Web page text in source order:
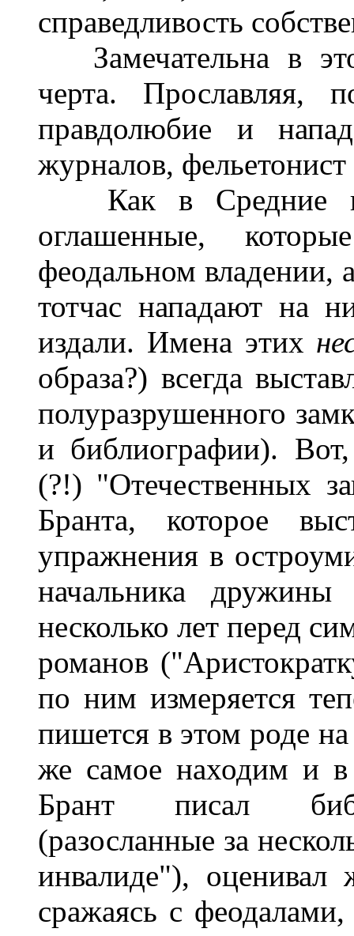
справедливость
Замечательна в
черта. Прославляя,
правдолюбие и
журналов, фельетонист
Как в Средние
оглашенные,
феодальном владении,
тотчас нападают на
издали. Имена этих
образа?) всегда
полуразрушенного
и библиографии).
(?!) "Отечественных
Бранта, которое
упражнения в
начальника
несколько лет перед
романов
по ним измеряется
пишется в этом роде
же самое находим и
Брант писал
(разосланные за
инвалиде"),
сражаясь с